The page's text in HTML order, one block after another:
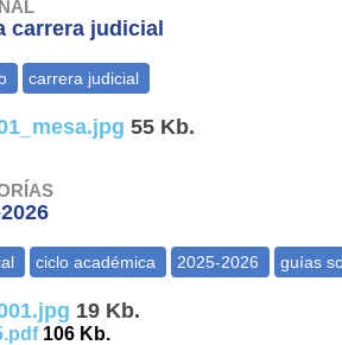
carrera judicial
55 Kb.
19 Kb.
106 Kb.